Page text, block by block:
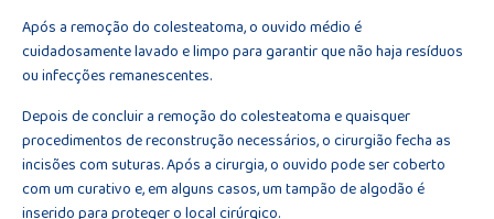
Após a remoção do colesteatoma, o ouvido médio é
cuidadosamente lavado e limpo para garantir que não haja resíduos
ou infecções remanescentes.
Depois de concluir a remoção do colesteatoma e quaisquer
procedimentos de reconstrução necessários, o cirurgião fecha as
incisões com suturas. Após a cirurgia, o ouvido pode ser coberto
com um curativo e, em alguns casos, um tampão de algodão é
inserido para proteger o local cirúrgico.